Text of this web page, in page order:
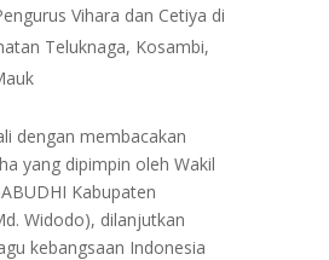
Vihara dan Cetiya di
Teluknaga, Kosambi,
dengan membacakan
yang dipimpin oleh Wakil
Kabupaten
Widodo), dilanjutkan
kebangsaan Indonesia